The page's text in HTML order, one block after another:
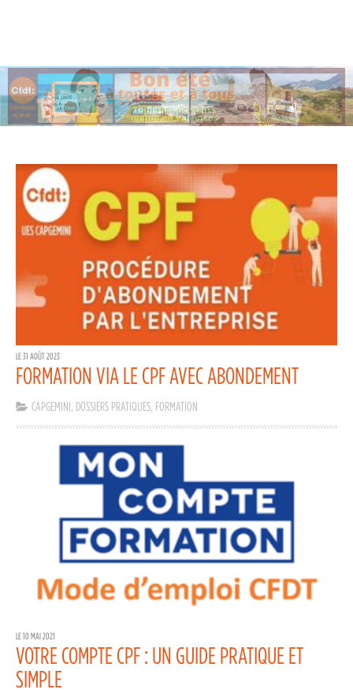
LE 31 AOÛT 2023
FORMATION VIA LE CPF AVEC ABONDEMENT
CAPGEMINI DOSSIERS PRATIQUES FORMATION
LE 10 MAI 2021
VOTRE COMPTE CPF : UN GUIDE PRATIQUE ET
SIMPLE